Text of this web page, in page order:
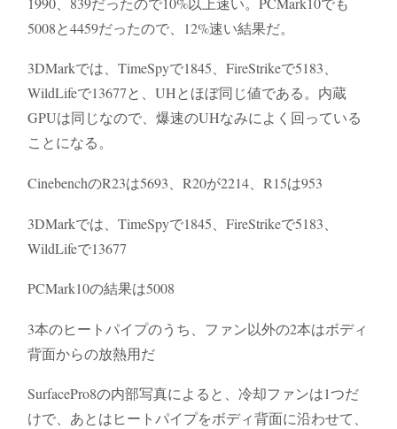
5008と4459だったので、12%速い結果だ。
3DMarkでは、TimeSpyで1845、FireStrikeで5183、
WildLifeで13677と、UHとほぼ同じ値である。内蔵
GPUは同じなので、爆速のUHなみによく回っている
ことになる。
CinebenchのR23は5693、R20が2214、R15は953
3DMarkでは、TimeSpyで1845、FireStrikeで5183、
WildLifeで13677
PCMark10の結果は5008
3本のヒートパイプのうち、ファン以外の2本はボディ
背面からの放熱用だ
SurfacePro8の内部写真によると、冷却ファンは1つだ
けで、あとはヒートパイプをボディ背面に沿わせて、